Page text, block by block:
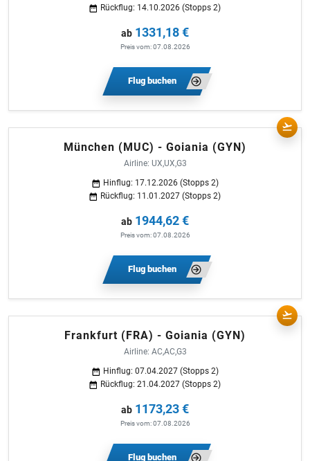
Rückflug: 14.10.2026 (Stopps 2)
ab 1331,18 €
Preis vom: 07.08.2026
Flug buchen
München (MUC) - Goiania (GYN)
Airline: UX,UX,G3
Hinflug: 17.12.2026 (Stopps 2)
Rückflug: 11.01.2027 (Stopps 2)
ab 1944,62 €
Preis vom: 07.08.2026
Flug buchen
Frankfurt (FRA) - Goiania (GYN)
Airline: AC,AC,G3
Hinflug: 07.04.2027 (Stopps 2)
Rückflug: 21.04.2027 (Stopps 2)
ab 1173,23 €
Preis vom: 07.08.2026
Flug buchen